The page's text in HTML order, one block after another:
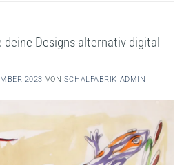
deine Designs alternativ digital
2023 VON SCHALFABRIK ADMIN